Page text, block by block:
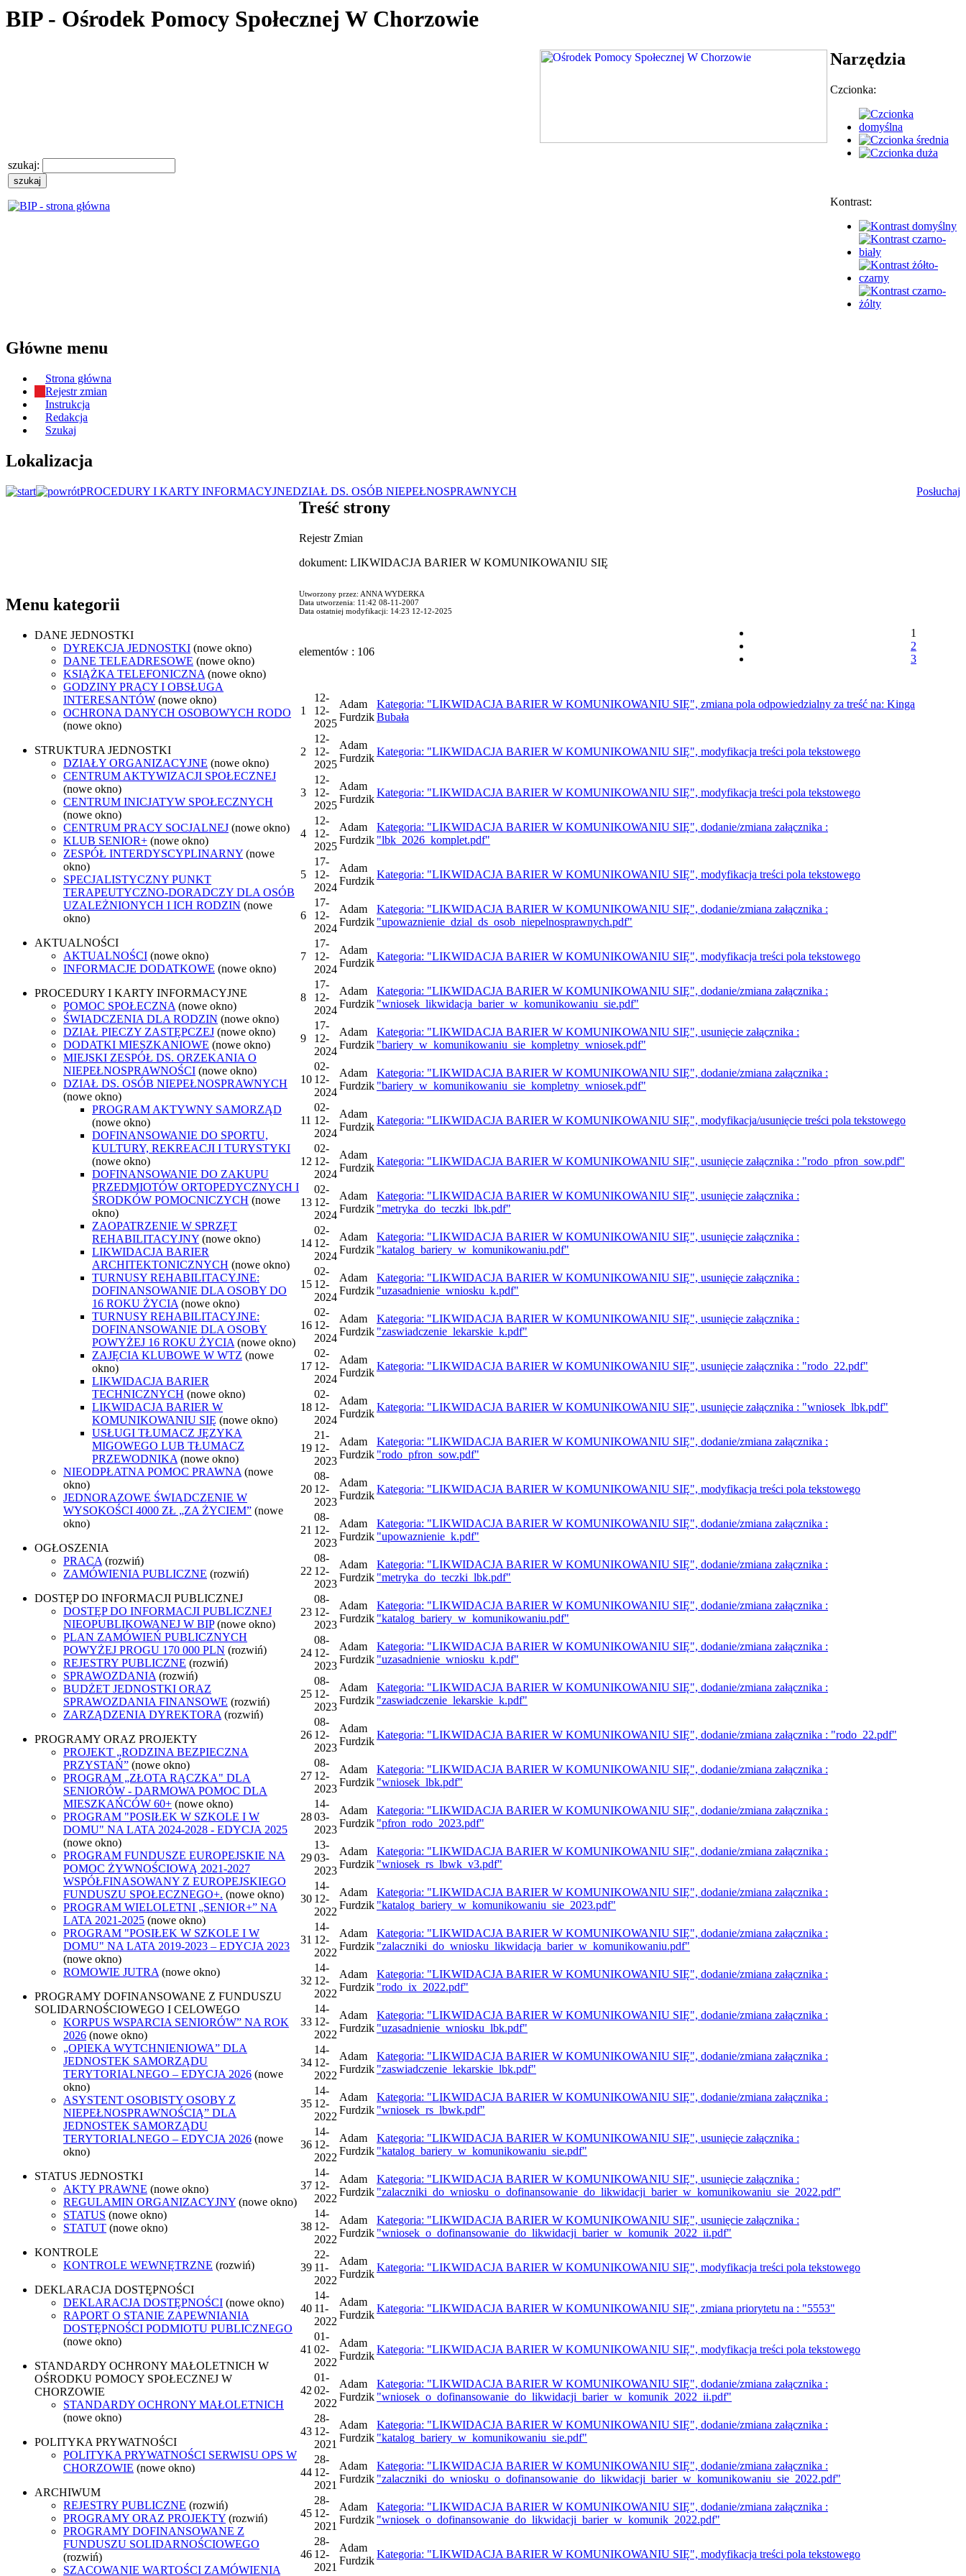
BIP - Ośrodek Pomocy Społecznej W Chorzowie
szukaj:
Narzędzia
Czcionka:
Kontrast:
Główne menu
Strona główna
Rejestr zmian
Instrukcja
Redakcja
Szukaj
Lokalizacja
Posłuchaj
PROCEDURY I KARTY INFORMACYJNEDZIAŁ DS. OSÓB NIEPEŁNOSPRAWNYCH
Menu kategorii
DANE JEDNOSTKI
DYREKCJA JEDNOSTKI (nowe okno)
DANE TELEADRESOWE (nowe okno)
KSIĄŻKA TELEFONICZNA (nowe okno)
GODZINY PRACY I OBSŁUGA
INTERESANTÓW (nowe okno)
OCHRONA DANYCH OSOBOWYCH RODO
(nowe okno)
STRUKTURA JEDNOSTKI
DZIAŁY ORGANIZACYJNE (nowe okno)
CENTRUM AKTYWIZACJI SPOŁECZNEJ
(nowe okno)
CENTRUM INICJATYW SPOŁECZNYCH
(nowe okno)
CENTRUM PRACY SOCJALNEJ (nowe okno)
KLUB SENIOR+ (nowe okno)
ZESPÓŁ INTERDYSCYPLINARNY (nowe
okno)
SPECJALISTYCZNY PUNKT
TERAPEUTYCZNO-DORADCZY DLA OSÓB
UZALEŻNIONYCH I ICH RODZIN (nowe
okno)
AKTUALNOŚCI
AKTUALNOŚCI (nowe okno)
INFORMACJE DODATKOWE (nowe okno)
PROCEDURY I KARTY INFORMACYJNE
POMOC SPOŁECZNA (nowe okno)
ŚWIADCZENIA DLA RODZIN (nowe okno)
DZIAŁ PIECZY ZASTĘPCZEJ (nowe okno)
DODATKI MIESZKANIOWE (nowe okno)
MIEJSKI ZESPÓŁ DS. ORZEKANIA O
NIEPEŁNOSPRAWNOŚCI (nowe okno)
DZIAŁ DS. OSÓB NIEPEŁNOSPRAWNYCH
(nowe okno)
PROGRAM AKTYWNY SAMORZĄD
(nowe okno)
DOFINANSOWANIE DO SPORTU,
KULTURY, REKREACJI I TURYSTYKI
(nowe okno)
DOFINANSOWANIE DO ZAKUPU
PRZEDMIOTÓW ORTOPEDYCZNYCH I
ŚRODKÓW POMOCNICZYCH (nowe
okno)
ZAOPATRZENIE W SPRZĘT
REHABILITACYJNY (nowe okno)
LIKWIDACJA BARIER
ARCHITEKTONICZNYCH (nowe okno)
TURNUSY REHABILITACYJNE:
DOFINANSOWANIE DLA OSOBY DO
16 ROKU ŻYCIA (nowe okno)
TURNUSY REHABILITACYJNE:
DOFINANSOWANIE DLA OSOBY
POWYŻEJ 16 ROKU ŻYCIA (nowe okno)
ZAJĘCIA KLUBOWE W WTZ (nowe
okno)
LIKWIDACJA BARIER
TECHNICZNYCH (nowe okno)
LIKWIDACJA BARIER W
KOMUNIKOWANIU SIĘ (nowe okno)
USŁUGI TŁUMACZ JĘZYKA
MIGOWEGO LUB TŁUMACZ
PRZEWODNIKA (nowe okno)
NIEODPŁATNA POMOC PRAWNA (nowe
okno)
JEDNORAZOWE ŚWIADCZENIE W
WYSOKOŚCI 4000 ZŁ „ZA ŻYCIEM” (nowe
okno)
OGŁOSZENIA
PRACA (rozwiń)
ZAMÓWIENIA PUBLICZNE (rozwiń)
DOSTĘP DO INFORMACJI PUBLICZNEJ
DOSTĘP DO INFORMACJI PUBLICZNEJ
NIEOPUBLIKOWANEJ W BIP (nowe okno)
PLAN ZAMÓWIEŃ PUBLICZNYCH
POWYŻEJ PROGU 170 000 PLN (rozwiń)
REJESTRY PUBLICZNE (rozwiń)
SPRAWOZDANIA (rozwiń)
BUDŻET JEDNOSTKI ORAZ
SPRAWOZDANIA FINANSOWE (rozwiń)
ZARZĄDZENIA DYREKTORA (rozwiń)
PROGRAMY ORAZ PROJEKTY
PROJEKT „RODZINA BEZPIECZNA
PRZYSTAŃ” (nowe okno)
PROGRAM „ZŁOTA RĄCZKA" DLA
SENIORÓW - DARMOWA POMOC DLA
MIESZKAŃCÓW 60+ (nowe okno)
PROGRAM "POSIŁEK W SZKOLE I W
DOMU" NA LATA 2024-2028 - EDYCJA 2025
(nowe okno)
PROGRAM FUNDUSZE EUROPEJSKIE NA
POMOC ŻYWNOŚCIOWĄ 2021-2027
WSPÓŁFINASOWANY Z EUROPEJSKIEGO
FUNDUSZU SPOŁECZNEGO+. (nowe okno)
PROGRAM WIELOLETNI „SENIOR+” NA
LATA 2021-2025 (nowe okno)
PROGRAM "POSIŁEK W SZKOLE I W
DOMU" NA LATA 2019-2023 – EDYCJA 2023
(nowe okno)
ROMOWIE JUTRA (nowe okno)
PROGRAMY DOFINANSOWANE Z FUNDUSZU
SOLIDARNOŚCIOWEGO I CELOWEGO
KORPUS WSPARCIA SENIORÓW” NA ROK
2026 (nowe okno)
„OPIEKA WYTCHNIENIOWA” DLA
JEDNOSTEK SAMORZĄDU
TERYTORIALNEGO – EDYCJA 2026 (nowe
okno)
ASYSTENT OSOBISTY OSOBY Z
NIEPEŁNOSPRAWNOŚCIĄ” DLA
JEDNOSTEK SAMORZĄDU
TERYTORIALNEGO – EDYCJA 2026 (nowe
okno)
STATUS JEDNOSTKI
AKTY PRAWNE (nowe okno)
REGULAMIN ORGANIZACYJNY (nowe okno)
STATUS (nowe okno)
STATUT (nowe okno)
KONTROLE
KONTROLE WEWNĘTRZNE (rozwiń)
DEKLARACJA DOSTĘPNOŚCI
DEKLARACJA DOSTĘPNOŚCI (nowe okno)
RAPORT O STANIE ZAPEWNIANIA
DOSTĘPNOŚCI PODMIOTU PUBLICZNEGO
(nowe okno)
STANDARDY OCHRONY MAŁOLETNICH W
OŚRODKU POMOCY SPOŁECZNEJ W
CHORZOWIE
STANDARDY OCHRONY MAŁOLETNICH
(nowe okno)
POLITYKA PRYWATNOŚCI
POLITYKA PRYWATNOŚCI SERWISU OPS W
CHORZOWIE (nowe okno)
ARCHIWUM
REJESTRY PUBLICZNE (rozwiń)
PROGRAMY ORAZ PROJEKTY (rozwiń)
PROGRAMY DOFINANSOWANE Z
FUNDUSZU SOLIDARNOŚCIOWEGO
(rozwiń)
SZACOWANIE WARTOŚCI ZAMÓWIENIA
Treść strony
Rejestr Zmian
dokument: LIKWIDACJA BARIER W KOMUNIKOWANIU SIĘ
Utworzony przez: ANNA WYDERKA
Data utworzenia: 11:42 08-11-2007
Data ostatniej modyfikacji: 14:23 12-12-2025
elementów : 106
1
2
3
1
12-
12-
2025
Adam
Furdzik
Kategoria: "LIKWIDACJA BARIER W KOMUNIKOWANIU SIĘ", zmiana pola odpowiedzialny za treść na: Kinga
Bubała
2
12-
12-
2025
Adam
Furdzik
Kategoria: "LIKWIDACJA BARIER W KOMUNIKOWANIU SIĘ", modyfikacja treści pola tekstowego
3
12-
12-
2025
Adam
Furdzik
Kategoria: "LIKWIDACJA BARIER W KOMUNIKOWANIU SIĘ", modyfikacja treści pola tekstowego
4
12-
12-
2025
Adam
Furdzik
Kategoria: "LIKWIDACJA BARIER W KOMUNIKOWANIU SIĘ", dodanie/zmiana załącznika :
"lbk_2026_komplet.pdf"
5
17-
12-
2024
Adam
Furdzik
Kategoria: "LIKWIDACJA BARIER W KOMUNIKOWANIU SIĘ", modyfikacja treści pola tekstowego
6
17-
12-
2024
Adam
Furdzik
Kategoria: "LIKWIDACJA BARIER W KOMUNIKOWANIU SIĘ", dodanie/zmiana załącznika :
"upowaznienie_dzial_ds_osob_niepelnosprawnych.pdf"
7
17-
12-
2024
Adam
Furdzik
Kategoria: "LIKWIDACJA BARIER W KOMUNIKOWANIU SIĘ", modyfikacja treści pola tekstowego
8
17-
12-
2024
Adam
Furdzik
Kategoria: "LIKWIDACJA BARIER W KOMUNIKOWANIU SIĘ", dodanie/zmiana załącznika :
"wniosek_likwidacja_barier_w_komunikowaniu_sie.pdf"
9
17-
12-
2024
Adam
Furdzik
Kategoria: "LIKWIDACJA BARIER W KOMUNIKOWANIU SIĘ", usunięcie załącznika :
"bariery_w_komunikowaniu_sie_kompletny_wniosek.pdf"
10
02-
12-
2024
Adam
Furdzik
Kategoria: "LIKWIDACJA BARIER W KOMUNIKOWANIU SIĘ", dodanie/zmiana załącznika :
"bariery_w_komunikowaniu_sie_kompletny_wniosek.pdf"
11
02-
12-
2024
Adam
Furdzik
Kategoria: "LIKWIDACJA BARIER W KOMUNIKOWANIU SIĘ", modyfikacja/usunięcie treści pola tekstowego
12
02-
12-
2024
Adam
Furdzik
Kategoria: "LIKWIDACJA BARIER W KOMUNIKOWANIU SIĘ", usunięcie załącznika : "rodo_pfron_sow.pdf"
13
02-
12-
2024
Adam
Furdzik
Kategoria: "LIKWIDACJA BARIER W KOMUNIKOWANIU SIĘ", usunięcie załącznika :
"metryka_do_teczki_lbk.pdf"
14
02-
12-
2024
Adam
Furdzik
Kategoria: "LIKWIDACJA BARIER W KOMUNIKOWANIU SIĘ", usunięcie załącznika :
"katalog_bariery_w_komunikowaniu.pdf"
15
02-
12-
2024
Adam
Furdzik
Kategoria: "LIKWIDACJA BARIER W KOMUNIKOWANIU SIĘ", usunięcie załącznika :
"uzasadnienie_wniosku_k.pdf"
16
02-
12-
2024
Adam
Furdzik
Kategoria: "LIKWIDACJA BARIER W KOMUNIKOWANIU SIĘ", usunięcie załącznika :
"zaswiadczenie_lekarskie_k.pdf"
17
02-
12-
2024
Adam
Furdzik
Kategoria: "LIKWIDACJA BARIER W KOMUNIKOWANIU SIĘ", usunięcie załącznika : "rodo_22.pdf"
18
02-
12-
2024
Adam
Furdzik
Kategoria: "LIKWIDACJA BARIER W KOMUNIKOWANIU SIĘ", usunięcie załącznika : "wniosek_lbk.pdf"
19
21-
12-
2023
Adam
Furdzik
Kategoria: "LIKWIDACJA BARIER W KOMUNIKOWANIU SIĘ", dodanie/zmiana załącznika :
"rodo_pfron_sow.pdf"
20
08-
12-
2023
Adam
Furdzik
Kategoria: "LIKWIDACJA BARIER W KOMUNIKOWANIU SIĘ", modyfikacja treści pola tekstowego
21
08-
12-
2023
Adam
Furdzik
Kategoria: "LIKWIDACJA BARIER W KOMUNIKOWANIU SIĘ", dodanie/zmiana załącznika :
"upowaznienie_k.pdf"
22
08-
12-
2023
Adam
Furdzik
Kategoria: "LIKWIDACJA BARIER W KOMUNIKOWANIU SIĘ", dodanie/zmiana załącznika :
"metryka_do_teczki_lbk.pdf"
23
08-
12-
2023
Adam
Furdzik
Kategoria: "LIKWIDACJA BARIER W KOMUNIKOWANIU SIĘ", dodanie/zmiana załącznika :
"katalog_bariery_w_komunikowaniu.pdf"
24
08-
12-
2023
Adam
Furdzik
Kategoria: "LIKWIDACJA BARIER W KOMUNIKOWANIU SIĘ", dodanie/zmiana załącznika :
"uzasadnienie_wniosku_k.pdf"
25
08-
12-
2023
Adam
Furdzik
Kategoria: "LIKWIDACJA BARIER W KOMUNIKOWANIU SIĘ", dodanie/zmiana załącznika :
"zaswiadczenie_lekarskie_k.pdf"
26
08-
12-
2023
Adam
Furdzik
Kategoria: "LIKWIDACJA BARIER W KOMUNIKOWANIU SIĘ", dodanie/zmiana załącznika : "rodo_22.pdf"
27
08-
12-
2023
Adam
Furdzik
Kategoria: "LIKWIDACJA BARIER W KOMUNIKOWANIU SIĘ", dodanie/zmiana załącznika :
"wniosek_lbk.pdf"
28
14-
03-
2023
Adam
Furdzik
Kategoria: "LIKWIDACJA BARIER W KOMUNIKOWANIU SIĘ", dodanie/zmiana załącznika :
"pfron_rodo_2023.pdf"
29
13-
03-
2023
Adam
Furdzik
Kategoria: "LIKWIDACJA BARIER W KOMUNIKOWANIU SIĘ", dodanie/zmiana załącznika :
"wniosek_rs_lbwk_v3.pdf"
30
14-
12-
2022
Adam
Furdzik
Kategoria: "LIKWIDACJA BARIER W KOMUNIKOWANIU SIĘ", dodanie/zmiana załącznika :
"katalog_bariery_w_komunikowaniu_sie_2023.pdf"
31
14-
12-
2022
Adam
Furdzik
Kategoria: "LIKWIDACJA BARIER W KOMUNIKOWANIU SIĘ", dodanie/zmiana załącznika :
"zalaczniki_do_wniosku_likwidacja_barier_w_komunikowaniu.pdf"
32
14-
12-
2022
Adam
Furdzik
Kategoria: "LIKWIDACJA BARIER W KOMUNIKOWANIU SIĘ", dodanie/zmiana załącznika :
"rodo_ix_2022.pdf"
33
14-
12-
2022
Adam
Furdzik
Kategoria: "LIKWIDACJA BARIER W KOMUNIKOWANIU SIĘ", dodanie/zmiana załącznika :
"uzasadnienie_wniosku_lbk.pdf"
34
14-
12-
2022
Adam
Furdzik
Kategoria: "LIKWIDACJA BARIER W KOMUNIKOWANIU SIĘ", dodanie/zmiana załącznika :
"zaswiadczenie_lekarskie_lbk.pdf"
35
14-
12-
2022
Adam
Furdzik
Kategoria: "LIKWIDACJA BARIER W KOMUNIKOWANIU SIĘ", dodanie/zmiana załącznika :
"wniosek_rs_lbwk.pdf"
36
14-
12-
2022
Adam
Furdzik
Kategoria: "LIKWIDACJA BARIER W KOMUNIKOWANIU SIĘ", usunięcie załącznika :
"katalog_bariery_w_komunikowaniu_sie.pdf"
37
14-
12-
2022
Adam
Furdzik
Kategoria: "LIKWIDACJA BARIER W KOMUNIKOWANIU SIĘ", usunięcie załącznika :
"zalaczniki_do_wniosku_o_dofinansowanie_do_likwidacji_barier_w_komunikowaniu_sie_2022.pdf"
38
14-
12-
2022
Adam
Furdzik
Kategoria: "LIKWIDACJA BARIER W KOMUNIKOWANIU SIĘ", usunięcie załącznika :
"wniosek_o_dofinansowanie_do_likwidacji_barier_w_komunik_2022_ii.pdf"
39
22-
11-
2022
Adam
Furdzik
Kategoria: "LIKWIDACJA BARIER W KOMUNIKOWANIU SIĘ", modyfikacja treści pola tekstowego
40
14-
11-
2022
Adam
Furdzik
Kategoria: "LIKWIDACJA BARIER W KOMUNIKOWANIU SIĘ", zmiana priorytetu na : "5553"
41
01-
02-
2022
Adam
Furdzik
Kategoria: "LIKWIDACJA BARIER W KOMUNIKOWANIU SIĘ", modyfikacja treści pola tekstowego
42
01-
02-
2022
Adam
Furdzik
Kategoria: "LIKWIDACJA BARIER W KOMUNIKOWANIU SIĘ", dodanie/zmiana załącznika :
"wniosek_o_dofinansowanie_do_likwidacji_barier_w_komunik_2022_ii.pdf"
43
28-
12-
2021
Adam
Furdzik
Kategoria: "LIKWIDACJA BARIER W KOMUNIKOWANIU SIĘ", dodanie/zmiana załącznika :
"katalog_bariery_w_komunikowaniu_sie.pdf"
44
28-
12-
2021
Adam
Furdzik
Kategoria: "LIKWIDACJA BARIER W KOMUNIKOWANIU SIĘ", dodanie/zmiana załącznika :
"zalaczniki_do_wniosku_o_dofinansowanie_do_likwidacji_barier_w_komunikowaniu_sie_2022.pdf"
45
28-
12-
2021
Adam
Furdzik
Kategoria: "LIKWIDACJA BARIER W KOMUNIKOWANIU SIĘ", dodanie/zmiana załącznika :
"wniosek_o_dofinansowanie_do_likwidacji_barier_w_komunik_2022.pdf"
46
28-
12-
2021
Adam
Furdzik
Kategoria: "LIKWIDACJA BARIER W KOMUNIKOWANIU SIĘ", modyfikacja treści pola tekstowego